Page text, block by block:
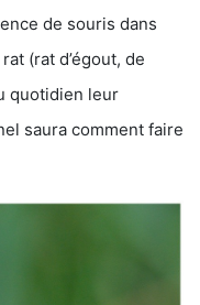
de souris dans
(rat d’égout, de
quotidien leur
saura comment faire